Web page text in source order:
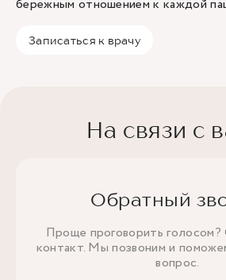
бережным отношением к каждой
Записаться к врачу
На связи с
Обратный
Проще проговорить голосом?
контакт. Мы позвоним и
вопрос.